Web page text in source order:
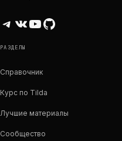
Telegram
ВКонтакте
YouTube
GitHub
РАЗДЕЛЫ
Справочник
Курс по Tilda
Лучшие материалы
Сообщество